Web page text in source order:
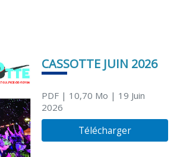
CASSOTTE JUIN 2026
PDF| 10,70 Mo | 19 Juin
2026
Télécharger